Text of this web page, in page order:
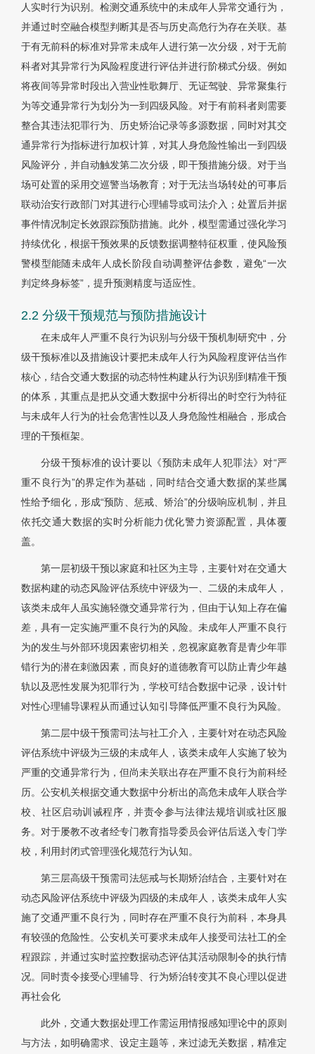
人实时行为识别。检测交通系统中的未成年人异常交通行为，
并通过时空融合模型判断其是否与历史高危行为存在关联。基
于有无前科的标准对异常未成年人进行第一次分级，对于无前
科者对其异常行为风险程度进行评估并进行阶梯式分级。例如
将夜间等异常时段出入营业性歌舞厅、无证驾驶、异常聚集行
为等交通异常行为划分为一到四级风险。对于有前科者则需要
整合其违法犯罪行为、历史矫治记录等多源数据，同时对其交
通异常行为指标进行加权计算，对其人身危险性输出一到四级
风险评分，并自动触发第二次分级，即干预措施分级。对于当
场可处置的采用交巡警当场教育；对于无法当场转处的可事后
联动治安行政部门对其进行心理辅导或司法介入；处置后并据
事件情况制定长效跟踪预防措施。此外，模型需通过强化学习
持续优化，根据干预效果的反馈数据调整特征权重，使风险预
警模型能随未成年人成长阶段自动调整评估参数，避免“一次
判定终身标签”，提升预测精度与适应性。
2.2 分级干预规范与预防措施设计
在未成年人严重不良行为识别与分级干预机制研究中，分
级干预标准以及措施设计要把未成年人行为风险程度评估当作
核心，结合交通大数据的动态特性构建从行为识别到精准干预
的体系，其重点是把从交通大数据中分析得出的时空行为特征
与未成年人行为的社会危害性以及人身危险性相融合，形成合
理的干预框架。
分级干预标准的设计要以《预防未成年人犯罪法》对“严
重不良行为”的界定作为基础，同时结合交通大数据的某些属
性给予细化，形成“预防、惩戒、矫治”的分级响应机制，并且
依托交通大数据的实时分析能力优化警力资源配置，具体覆
盖。
第一层初级干预以家庭和社区为主导，主要针对在交通大
数据构建的动态风险评估系统中评级为一、二级的未成年人，
该类未成年人虽实施轻微交通异常行为，但由于认知上存在偏
差，具有一定实施严重不良行为的风险。未成年人严重不良行
为的发生与外部环境因素密切相关，忽视家庭教育是青少年罪
错行为的潜在刺激因素，而良好的道德教育可以防止青少年越
轨以及恶性发展为犯罪行为，学校可结合数据中记录，设计针
对性心理辅导课程从而通过认知引导降低严重不良行为风险。
第二层中级干预需司法与社工介入，主要针对在动态风险
评估系统中评级为三级的未成年人，该类未成年人实施了较为
严重的交通异常行为，但尚未关联出存在严重不良行为前科经
历。公安机关根据交通大数据中分析出的高危未成年人联合学
校、社区启动训诫程序，并责令参与法律法规培训或社区服
务。对于屡教不改者经专门教育指导委员会评估后送入专门学
校，利用封闭式管理强化规范行为认知。
第三层高级干预需司法惩戒与长期矫治结合，主要针对在
动态风险评估系统中评级为四级的未成年人，该类未成年人实
施了交通严重不良行为，同时存在严重不良行为前科，本身具
有较强的危险性。公安机关可要求未成年人接受司法社工的全
程跟踪，并通过实时监控数据动态评估其活动限制令的执行情
况。同时责令接受心理辅导、行为矫治转变其不良心理以促进
再社会化
此外，交通大数据处理工作需运用情报感知理论中的原则
与方法，如明确需求、设定主题等，来过滤无关数据，精准定